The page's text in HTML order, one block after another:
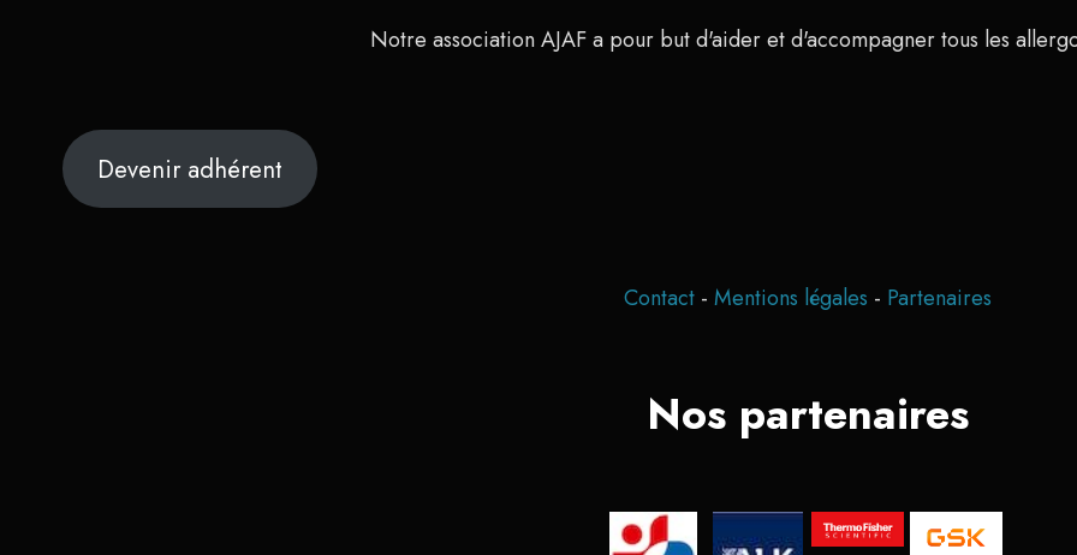
Notre association AJAF a pour but d'aider et d'accompagner tous les
Devenir adhérent
Contact - Mentions légales - Partenaires
Nos partenaires